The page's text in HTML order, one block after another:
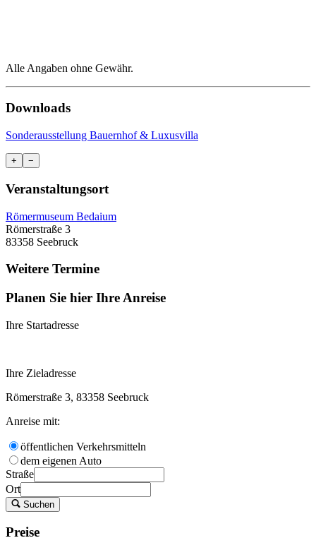
Alle Angaben ohne Gewähr.
Downloads
Sonderausstellung Bauernhof & Luxusvilla
+ −
Veranstaltungsort
Römermuseum Bedaium
Römerstraße 3
83358 Seebruck
Weitere Termine
Planen Sie hier Ihre Anreise
Ihre Startadresse
Ihre Zieladresse
Römerstraße 3, 83358 Seebruck
Anreise mit:
öffentlichen Verkehrsmitteln
dem eigenen Auto
Straße
Ort
Suchen
Preise